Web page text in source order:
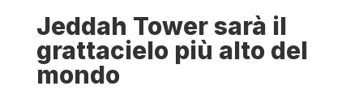
Jeddah Tower sarà il
grattacielo più alto del
mondo